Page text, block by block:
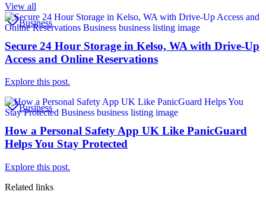
View all
Business
Secure 24 Hour Storage in Kelso, WA with Drive-Up
Access and Online Reservations
Explore this post.
Business
How a Personal Safety App UK Like PanicGuard
Helps You Stay Protected
Explore this post.
Related links